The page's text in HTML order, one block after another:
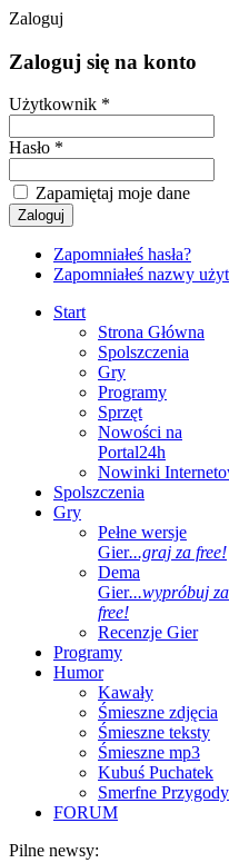
Zaloguj
Zaloguj się na konto
Użytkownik *
Hasło *
Zapamiętaj moje dane
Zapomniałeś hasła?
Zapomniałeś nazwy
Start
Strona Główna
Spolszczenia
Gry
Programy
Sprzęt
Nowości na
Portal24h
Nowinki
Spolszczenia
Gry
Pełne wersje
Gier...graj za free!
Dema
Gier...wypróbuj za
free!
Recenzje Gier
Programy
Humor
Kawały
Śmieszne zdjęcia
Śmieszne teksty
Śmieszne mp3
Kubuś Puchatek
Smerfne Przygody
FORUM
Pilne newsy: